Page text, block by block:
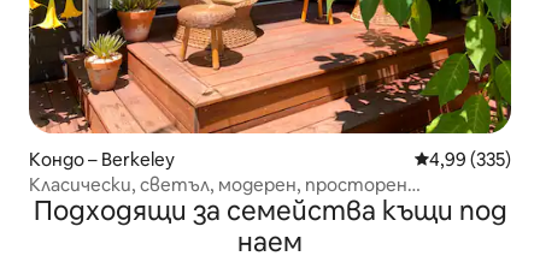
Кондо – Berkeley Средна
4,99 (335)
Класически, светъл, модерен, просторен
апартамент с 1 спалня и 1 баня
Подходящи за семейства къщи под
наем